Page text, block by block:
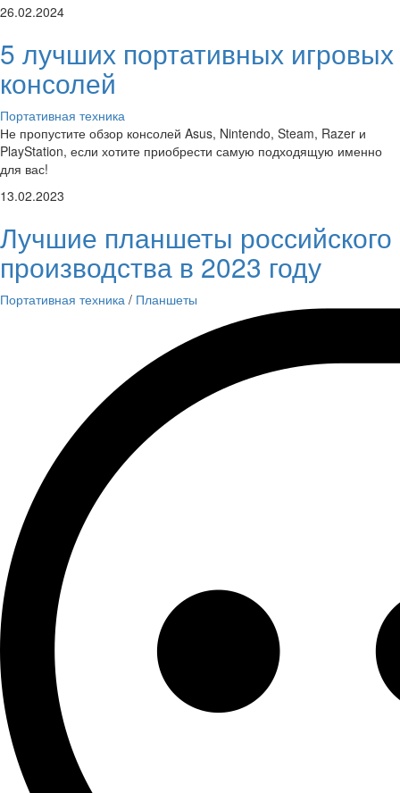
26.02.2024
5 лучших портативных игровых
консолей
Портативная техника
Не пропустите обзор консолей Asus, Nintendo, Steam, Razer и
PlayStation, если хотите приобрести самую подходящую именно
для вас!
13.02.2023
Лучшие планшеты российского
производства в 2023 году
Портативная техника / Планшеты